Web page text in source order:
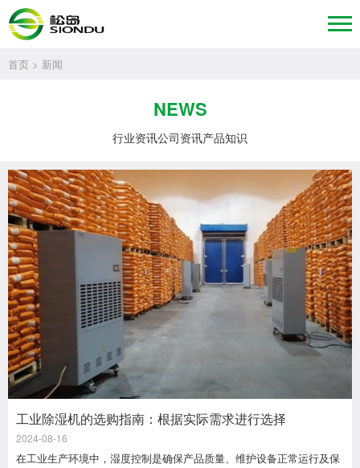
首页 > 新闻
NEWS
行业资讯公司资讯产品知识
工业除湿机的选购指南：根据实际需求进行选择
2024-08-16
在工业生产环境中，湿度控制是确保产品质量、维护设备正常运行及保